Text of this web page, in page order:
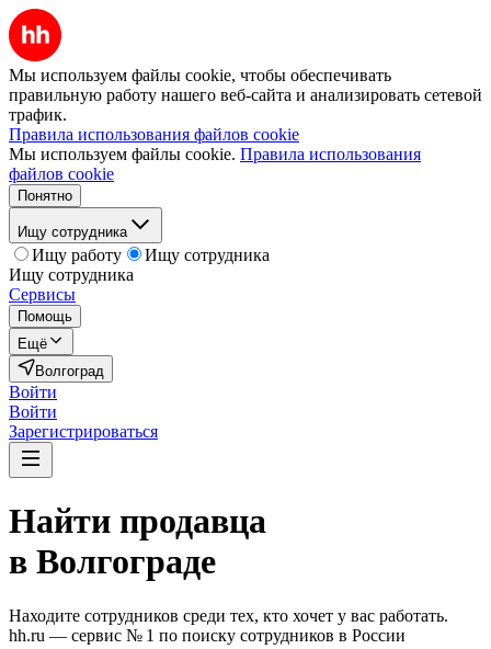
Мы используем файлы cookie, чтобы обеспечивать
правильную работу нашего веб-сайта и анализировать сетевой
трафик.
Правила использования файлов cookie
Мы используем файлы cookie. Правила использования
файлов cookie
Понятно
Ищу сотрудника
Ищу работу
Ищу сотрудника
Ищу сотрудника
Сервисы
Помощь
Ещё
Волгоград
Войти
Войти
Зарегистрироваться
Найти продавца
в Волгограде
Находите сотрудников среди тех, кто хочет у вас работать.
hh.ru — сервис № 1 по поиску сотрудников в России